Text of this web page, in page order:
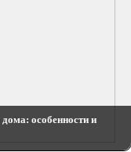
особенности и